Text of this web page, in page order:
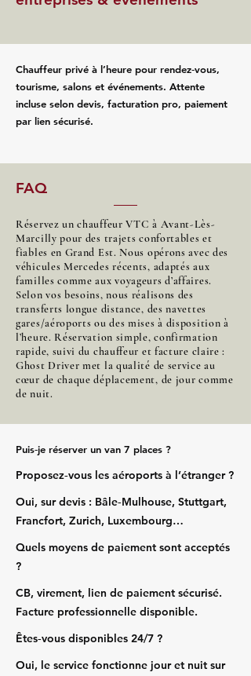
Chauffeur privé à l’heure pour rendez‑vous,
tourisme, salons et événements. Attente
incluse selon devis, facturation pro, paiement
par lien sécurisé.
FAQ
Réservez un chauffeur VTC à Avant-Lès-
Marcilly pour des trajets confortables et
fiables en Grand Est. Nous opérons avec des
véhicules Mercedes récents, adaptés aux
familles comme aux voyageurs d’affaires.
Selon vos besoins, nous réalisons des
transferts longue distance, des navettes
gares/aéroports ou des mises à disposition à
l’heure. Réservation simple, confirmation
rapide, suivi du chauffeur et facture claire :
Ghost Driver met la qualité de service au
cœur de chaque déplacement, de jour comme
de nuit.
Puis‑je réserver un van 7 places ?
Proposez‑vous les aéroports à l’étranger ?
Oui, sur devis : Bâle‑Mulhouse, Stuttgart,
Francfort, Zurich, Luxembourg…
Quels moyens de paiement sont acceptés
?
CB, virement, lien de paiement sécurisé.
Facture professionnelle disponible.
Êtes‑vous disponibles 24/7 ?
Oui, le service fonctionne jour et nuit sur